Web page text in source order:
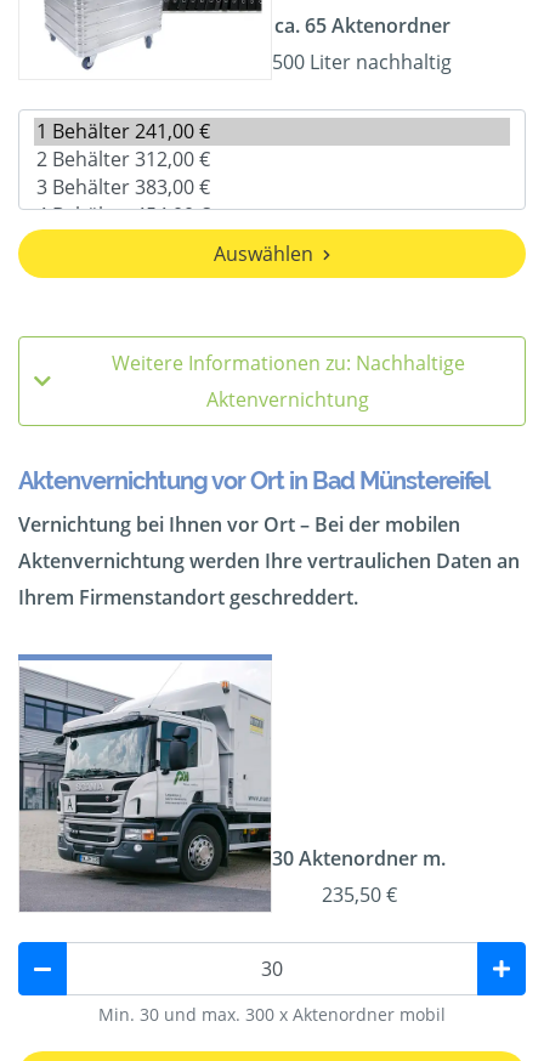
ca. 65 Aktenordner
500 Liter nachhaltig
Auswählen
Weitere Informationen zu: Nachhaltige
Aktenvernichtung
Aktenvernichtung vor Ort in Bad Münstereifel
Vernichtung bei Ihnen vor Ort – Bei der mobilen
Aktenvernichtung werden Ihre vertraulichen Daten an
Ihrem Firmenstandort geschreddert.
30 Aktenordner m.
235,50 €
Min. 30 und max. 300 x Aktenordner mobil